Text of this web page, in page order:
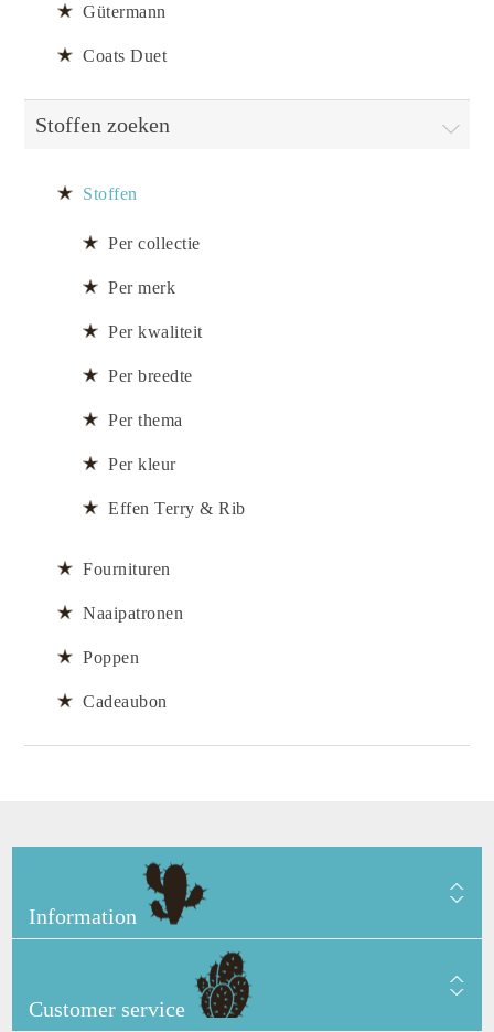
Gütermann
Coats Duet
Stoffen zoeken
Stoffen
Per collectie
Per merk
Per kwaliteit
Per breedte
Per thema
Per kleur
Effen Terry & Rib
Fournituren
Naaipatronen
Poppen
Cadeaubon
Information
Customer service